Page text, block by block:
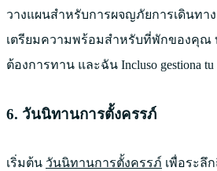
วางแผนสำหรับการผจญภัยการเดินท
เตรียมความพร้อมสำหรับที่พักของคุณ
ต้องการทาน และฉัน Incluso gestiona tu
6. วันนิทานการตั้งครรภ์
เริ่มต้น วันนิทานการตั้งครรภ์ เพื่อระลึ